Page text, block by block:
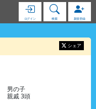
ログイン 検索 新規登録
シェア
男の子
親戚 3頭